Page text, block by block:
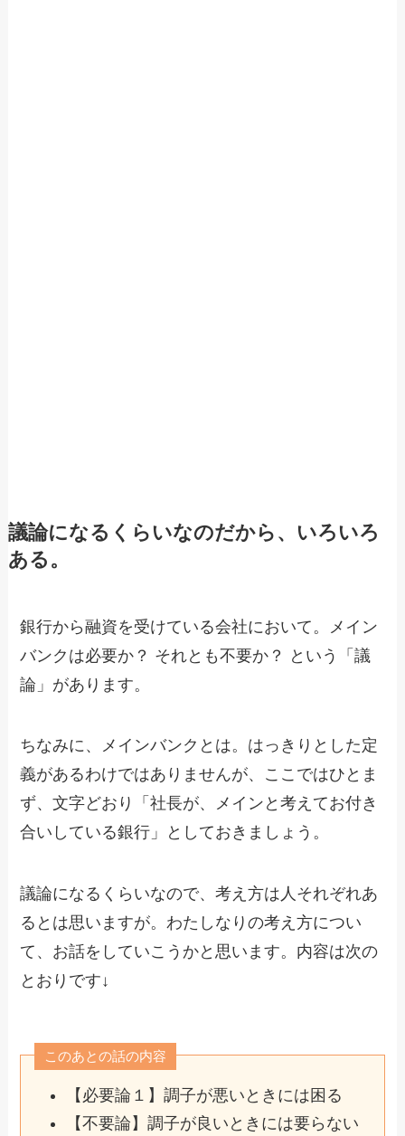
議論になるくらいなのだから、いろいろ
ある。
銀行から融資を受けている会社において。メイン
バンクは必要か？ それとも不要か？ という「議
論」があります。
ちなみに、メインバンクとは。はっきりとした定
義があるわけではありませんが、ここではひとま
ず、文字どおり「社長が、メインと考えてお付き
合いしている銀行」としておきましょう。
議論になるくらいなので、考え方は人それぞれあ
るとは思いますが。わたしなりの考え方につい
て、お話をしていこうかと思います。内容は次の
とおりです↓
このあとの話の内容
【必要論１】調子が悪いときには困る
【不要論】調子が良いときには要らない